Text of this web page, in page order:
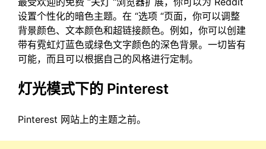
设置个性化的暗色主题。在 “选项 “页面，你可以调整
背景颜色、文本颜色和超链接颜色。例如，你可以创建
带有霓虹灯蓝色或绿色文字颜色的深色背景。一切皆有
可能，而且可以根据自己的风格进行定制。
灯光模式下的 Pinterest
Pinterest 网站上的主题之前。